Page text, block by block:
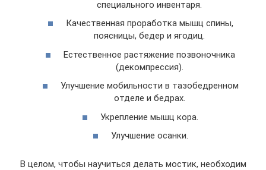
специального инвентаря.
Качественная проработка мышц спины,
поясницы, бедер и ягодиц.
Естественное растяжение позвоночника
(декомпрессия).
Улучшение мобильности в тазобедренном
отделе и бедрах.
Укрепление мышц кора.
Улучшение осанки.
В целом, чтобы научиться делать мостик, необходим